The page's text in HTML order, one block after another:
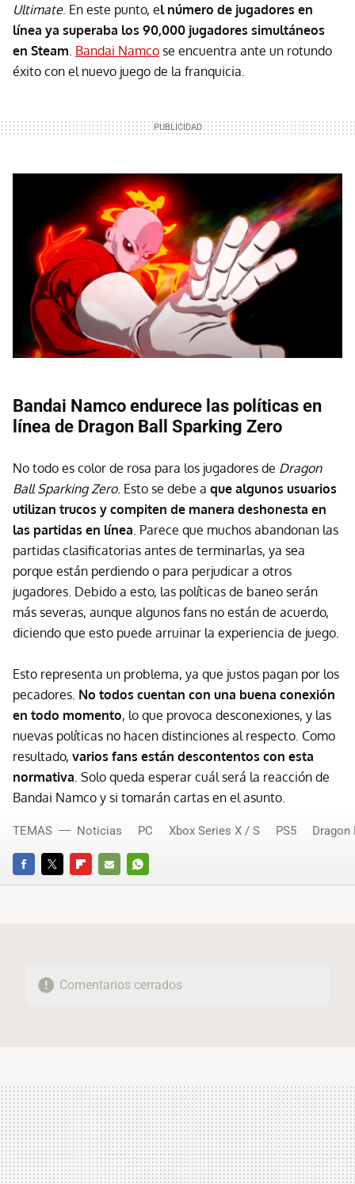
Ultimate. En este punto, el número de jugadores en
línea ya superaba los 90,000 jugadores simultáneos
en Steam. Bandai Namco se encuentra ante un rotundo
éxito con el nuevo juego de la franquicia.
Bandai Namco endurece las políticas en
línea de Dragon Ball Sparking Zero
No todo es color de rosa para los jugadores de Dragon
Ball Sparking Zero. Esto se debe a que algunos usuarios
utilizan trucos y compiten de manera deshonesta en
las partidas en línea. Parece que muchos abandonan las
partidas clasificatorias antes de terminarlas, ya sea
porque están perdiendo o para perjudicar a otros
jugadores. Debido a esto, las políticas de baneo serán
más severas, aunque algunos fans no están de acuerdo,
diciendo que esto puede arruinar la experiencia de juego.
Esto representa un problema, ya que justos pagan por los
pecadores. No todos cuentan con una buena conexión
en todo momento, lo que provoca desconexiones, y las
nuevas políticas no hacen distinciones al respecto. Como
resultado, varios fans están descontentos con esta
normativa. Solo queda esperar cuál será la reacción de
Bandai Namco y si tomarán cartas en el asunto.
FACEBOOKTWITTERFLIPBOARD
E-
WHATSAPP
TEMAS Noticias PC Xbox Series X / S PS5 Dragon
Comentarios cerrados